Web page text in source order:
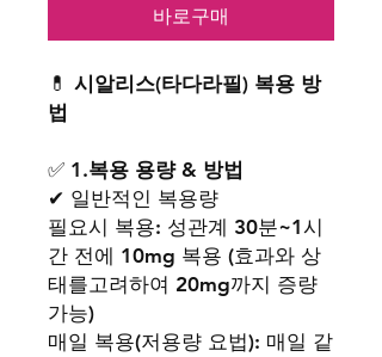
바로구매
💊 시알리스(타다라필) 복용 방
법
✅ 1.복용 용량 & 방법
✔ 일반적인 복용량
필요시 복용: 성관계 30분~1시
간 전에 10mg 복용 (효과와 상
태를고려하여 20mg까지 증량
가능)
매일 복용(저용량 요법): 매일 같